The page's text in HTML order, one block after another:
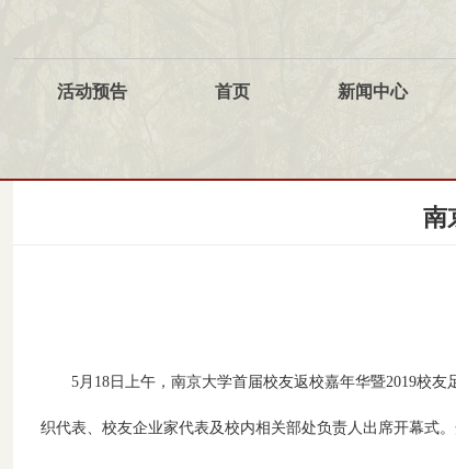
活动预告 首页 新闻中心
南
5月18日上午，南京大学首届校友返校嘉年华暨2019校
织代表、校友企业家代表及校内相关部处负责人出席开幕式